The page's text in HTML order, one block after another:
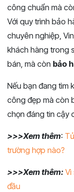
công chuẩn mà
Với quy trình bảo
chuyên nghiệp,
khách hàng trong
bán, mà còn bảo
Nếu bạn đang tìm
công đẹp mà còn
chọn đáng tin cậy
>>>Xem thêm:
trường hợp nào?
>>>Xem thêm: Vì
đầu